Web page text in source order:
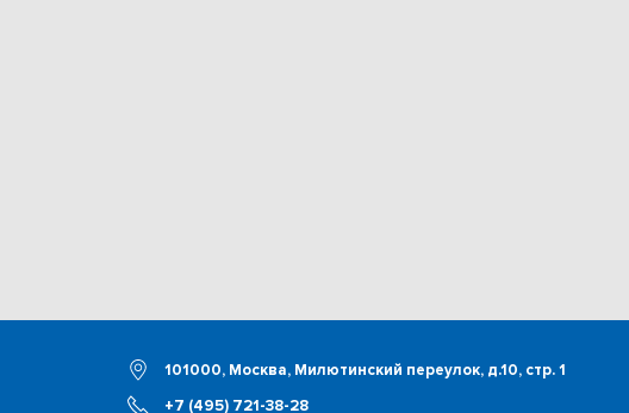
101000, Москва, Милютинский переулок, д.10, стр. 1
+7 (495) 721-38-28